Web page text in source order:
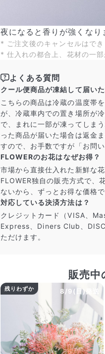
よくある質問
に好きな花をご注文いただけます
Q. 配送できないエリアはあり
ただいま沖縄・離島エリアへの
承ください。
Q. 配送日時は指定できますか
お花をベストなタイミングで発
できません。受け取り時間帯は
から変更可能です。
Q. 注文後にキャンセルできま
ご注文後一定時間内であればキ
夜になると香りが強くな
* ご注文後のキャンセルはでき
* 仕入れの都合上、花材の一部
よくある質問
クール便商品が凍結して届い
こちらの商品は冷蔵の温度帯
が、冷蔵車内での置き場所が
で、まれに一部が凍ってしま
った商品が届いた場合は返金
すので、お手数ですが「お問
FLOWERのお花はなぜお得？
市場から直接仕入れた新鮮な
FLOWER独自の販売方式で、
ないから、ずっとお得な価格
対応している決済方法は？
クレジットカード（VISA、
Express、Diners Club、
ただけます。
販売中
8/9(日)発送
残りわずか